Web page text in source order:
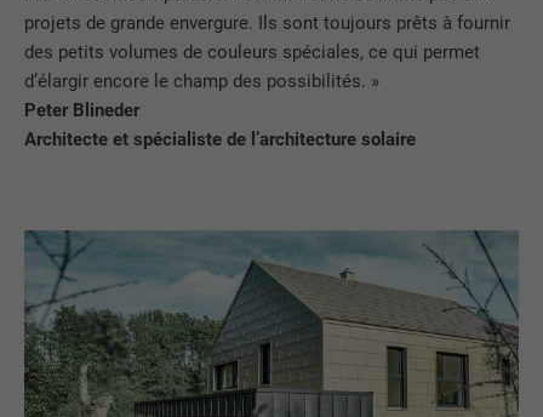
projets de grande envergure. Ils sont toujours prêts à fournir
des petits volumes de couleurs spéciales, ce qui permet
d’élargir encore le champ des possibilités. »
Peter Blineder
Architecte et spécialiste de l’architecture solaire
FOURNISSEUR LinkedIn
EXPIRATION
NOM bscookie
FOURNISSEUR LinkedIn
EXPIRATION 2 ans